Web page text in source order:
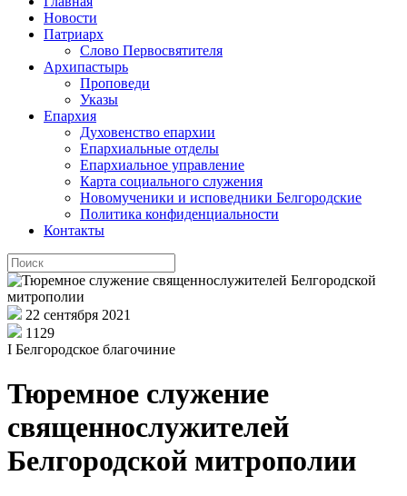
Новости
Патриарх
Слово Первосвятителя
Архипастырь
Проповеди
Указы
Епархия
Духовенство епархии
Епархиальные отделы
Епархиальное управление
Карта социального служения
Новомученики и исповедники Белгородские
Политика конфиденциальности
Контакты
22 сентября 2021
1129
I Белгородское благочиние
Тюремное служение
священнослужителей
Белгородской митрополии